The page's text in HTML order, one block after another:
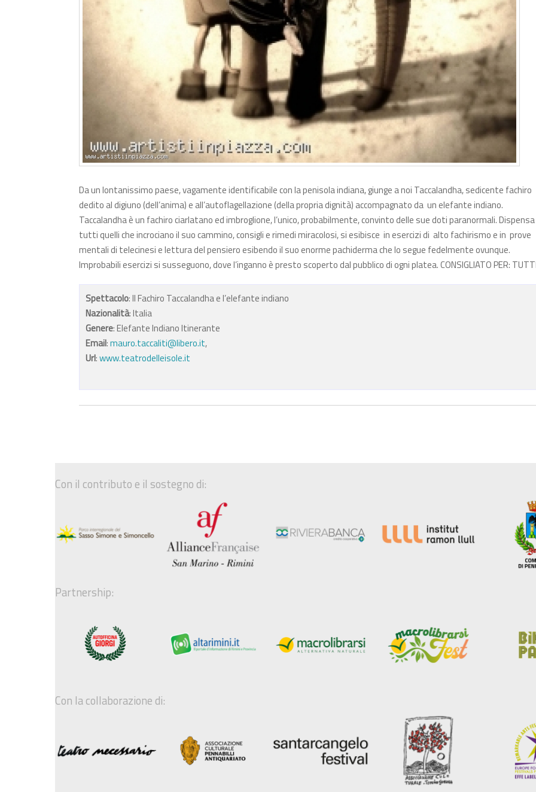
Da un lontanissimo paese, vagamente identificabile con la penisola indiana, giunge a noi Taccalandha, sedicente fachiro
dedito al digiuno (dell’anima) e all’autoflagellazione (della propria dignità) accompagnato da un elefante indiano.
Taccalandha è un fachiro ciarlatano ed imbroglione, l’unico, probabilmente, convinto delle sue doti paranormali.
tutti quelli che incrociano il suo cammino, consigli e rimedi miracolosi, si esibisce in esercizi di alto fachirismo e in prove
mentali di telecinesi e lettura del pensiero esibendo il suo enorme pachiderma che lo segue fedelmente ovunque.
Improbabili esercizi si susseguono, dove l’inganno è presto scoperto dal pubblico di ogni platea. CONSIGLIATO PER:
Spettacolo: Il Fachiro Taccalandha e l’elefante indiano
Nazionalità: Italia
Genere: Elefante Indiano Itinerante
Email:mauro.taccaliti@libero.it,
Url:www.teatrodelleisole.it
Con il contributo e il sostegno di:
Partnership:
Con la collaborazione di: